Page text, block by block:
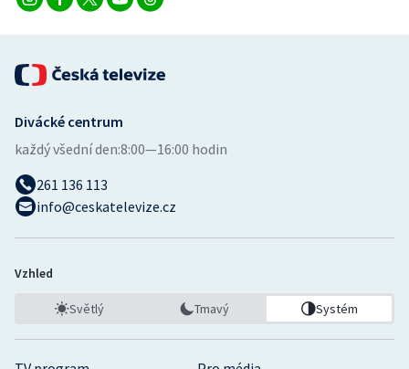
Divácké centrum
každý všední den:8:00—16:00 hodin
261 136 113
info@ceskatelevize.cz
Vzhled
Světlý Tmavý Systém